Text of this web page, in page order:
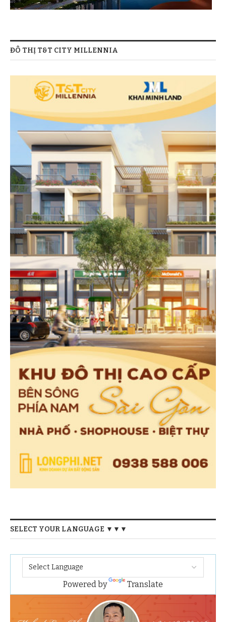
ĐÔ THỊ T&T CITY MILLENNIA
SELECT YOUR LANGUAGE ▼▼▼
Powered by Translate